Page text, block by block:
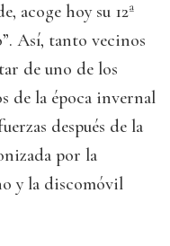
acoge hoy su 12ª
Así, tanto vecinos
de uno de los
de la época invernal
después de la
por la
y la discomóvil